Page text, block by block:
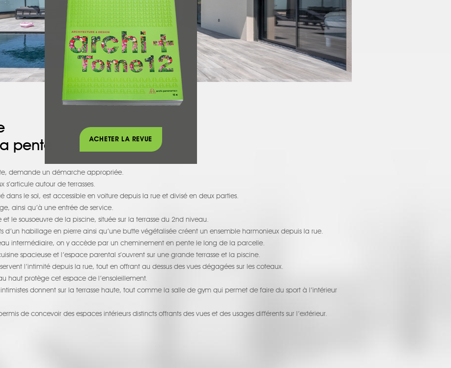
pente
demande un démarche appropriée.
s’articule autour de terrasses.
dans le sol, est accessible en voiture depuis la rue et divisé en deux parties.
ainsi qu’à une entrée de service.
le sousoeuvre de la piscine, située sur la terrasse du 2nd niveau.
d’un habillage en pierre ainsi qu’une butte végétalisée créent un ensemble harmonieux depuis la rue.
intermédiaire, on y accède par un cheminement en pente le long de la parcelle.
spacieuse et l’espace parental s’ouvrent sur une grande terrasse et la piscine.
l’intimité depuis la rue, tout en offrant au dessus des vues dégagées sur les coteaux.
haut protège cet espace de l’ensoleillement.
donnent sur la terrasse haute, tout comme la salle de gym qui permet de faire du sport à l’intérieur
de concevoir des espaces intérieurs distincts offrants des vues et des usages différents sur l’extérieur.
ACHETER LA REVUE